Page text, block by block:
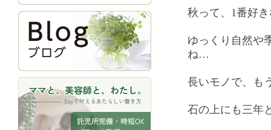
秋って、1番好
ゆっくり自然や
ね…
長いモノで、も
石の上にも三年